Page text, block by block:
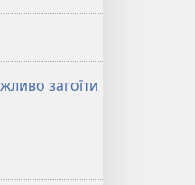
загоїти